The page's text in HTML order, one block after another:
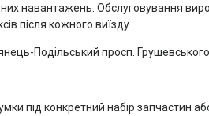
навантажень. Обслуговування
після кожного виїзду.
Подільський просп.
під конкретний набір запчастин